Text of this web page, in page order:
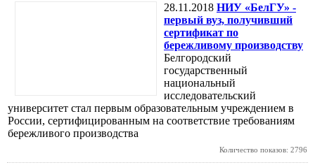
28.11.2018 НИУ «БелГУ» -
первый вуз, получивший
сертификат по
бережливому производству
Белгородский
государственный
национальный
исследовательский
университет стал первым образовательным учреждением в
России, сертифицированным на соответствие требованиям
бережливого производства
Количество показов: 2796